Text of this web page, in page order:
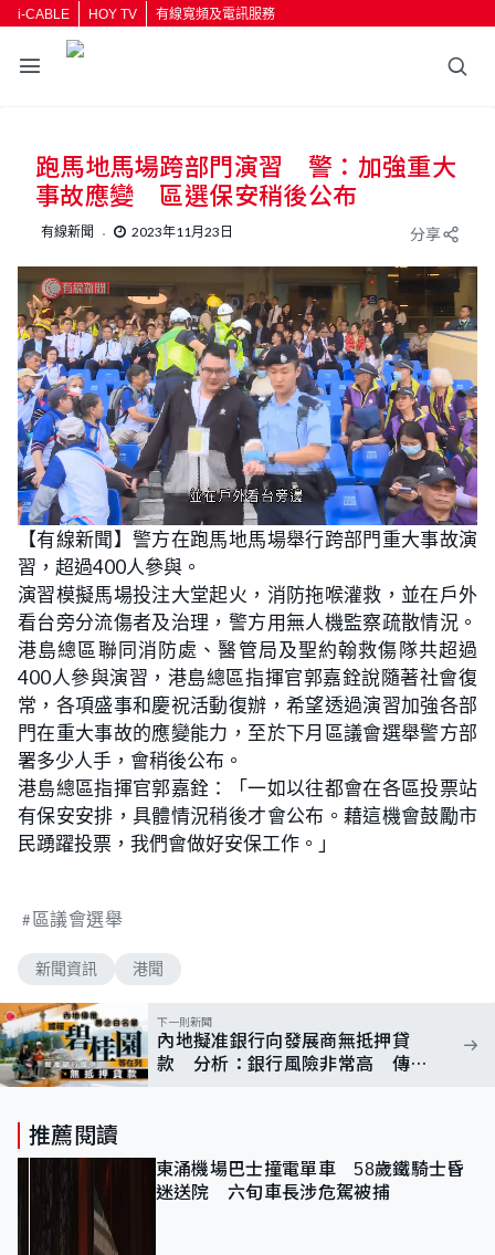
i-CABLE HOY TV 有線寬頻及電訊服務
跑馬地馬場跨部門演習 警：加強重大
事故應變 區選保安稍後公布
有線新聞 2023年11月23日 分享
U
n
m
t
e
o
a
d
e
d
:
5
2
.
9
4
%
【有線新聞】警方在跑馬地馬場舉行跨部門重大事故演
習，超過400人參與。
演習模擬馬場投注大堂起火，消防拖喉灌救，並在戶外
看台旁分流傷者及治理，警方用無人機監察疏散情況。
港島總區聯同消防處、醫管局及聖約翰救傷隊共超過
400人參與演習，港島總區指揮官郭嘉銓說隨著社會復
常，各項盛事和慶祝活動復辦，希望透過演習加強各部
門在重大事故的應變能力，至於下月區議會選舉警方部
署多少人手，會稍後公布。
港島總區指揮官郭嘉銓：「一如以往都會在各區投票站
有保安安排，具體情況稍後才會公布。藉這機會鼓勵市
民踴躍投票，我們會做好安保工作。」
區議會選舉
新聞資訊 港聞
下一則新聞
內地擬准銀行向發展商無抵押貸
款 分析：銀行風險非常高 傳碧
推薦閱讀
東涌機場巴士撞電單車 58歲鐵騎士昏
迷送院 六旬車長涉危駕被捕